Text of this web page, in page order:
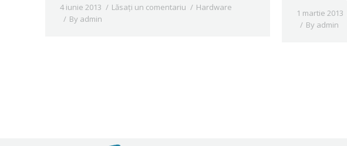
4 iunie 2013 Lăsați un comentariu
Hardware
By admin
1 martie 2013
By admin